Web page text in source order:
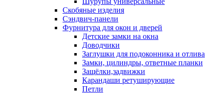
Скобяные изделия
Сэндвич-панели
Фурнитура для окон и дверей
Детские замки на окна
Доводчики
Заглушки для подоконника и отлива
Замки, цилиндры, ответные планки
Защёлки,задвижки
Карандаши ретуширующие
Петли